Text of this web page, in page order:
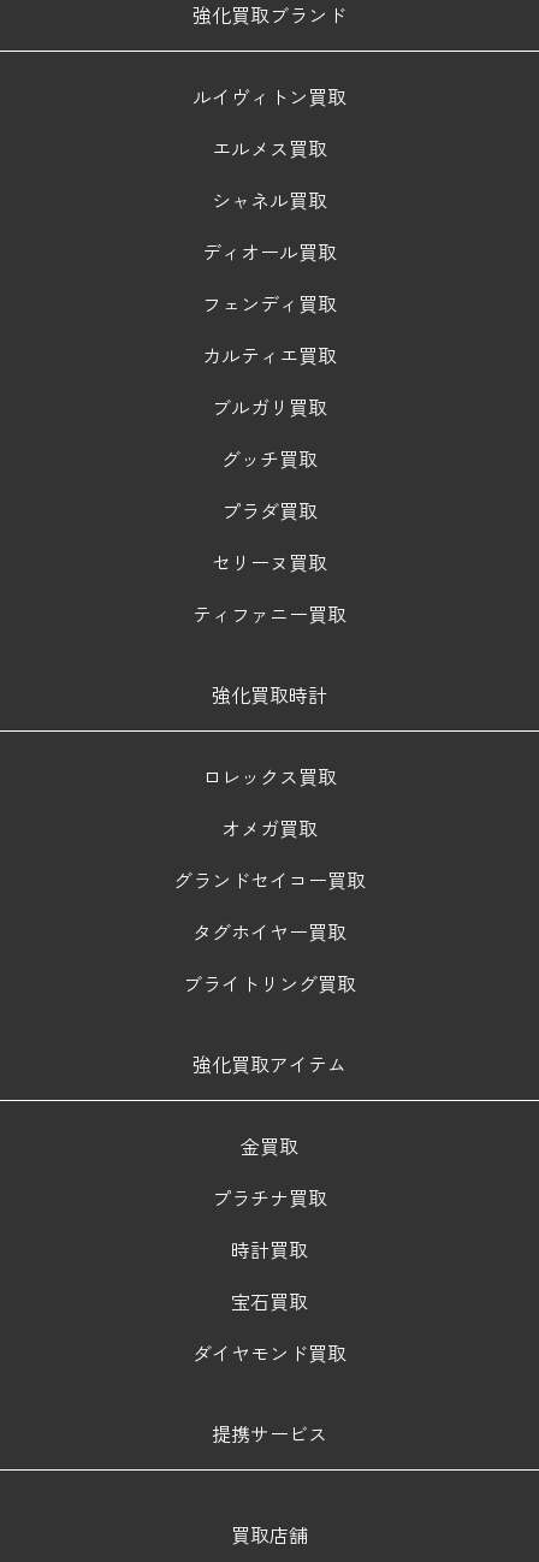
強化買取ブランド
ルイヴィトン買取
エルメス買取
シャネル買取
ディオール買取
フェンディ買取
カルティエ買取
ブルガリ買取
グッチ買取
プラダ買取
セリーヌ買取
ティファニー買取
強化買取時計
ロレックス買取
オメガ買取
グランドセイコー買取
タグホイヤー買取
ブライトリング買取
強化買取アイテム
金買取
プラチナ買取
時計買取
宝石買取
ダイヤモンド買取
提携サービス
買取店舗